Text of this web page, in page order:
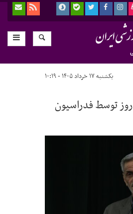
یکشنبه ۱۷ خرداد ۱۴۰۵ - ۱۰:۱۹
آموزش ۹۲۰ نفر در ۴۰ روز توسط فدراسیون